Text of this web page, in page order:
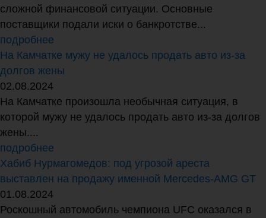
сложной финансовой ситуации. Основные
поставщики подали иски о банкротстве...
подробнее
На Камчатке мужу не удалось продать авто из-за
долгов жены
02.08.2024
На Камчатке произошла необычная ситуация, в
которой мужу не удалось продать авто из-за долгов
жены....
подробнее
Хабиб Нурмагомедов: под угрозой ареста
выставлен на продажу именной Mercedes-AMG GT
01.08.2024
Роскошный автомобиль чемпиона UFC оказался в